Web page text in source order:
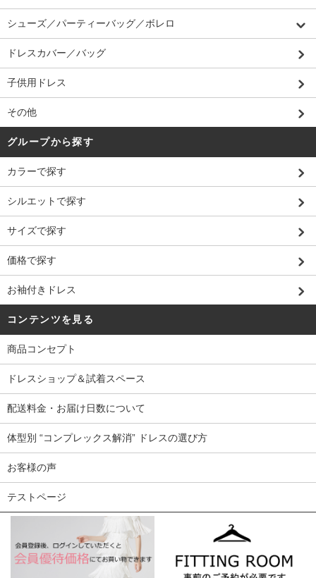
シューズ／パーティーバッグ／ボレロ
ドレスカバー／バッグ
子供用ドレス
その他
グループから探す
カラーで探す
シルエットで探す
サイズで探す
価格で探す
お袖付きドレス
コンテンツを見る
商品コンセプト
ドレスショップ＆試着スペース
配送料金・お届け日数について
体型別 “コンプレックス解消” ドレスの選び方
お客様の声
テストページ